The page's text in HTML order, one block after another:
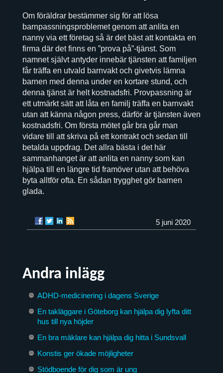
Om föräldrar bestämmer sig för att lösa
barnpassningsproblemet genom att anlita en
nanny via ett företag så är det bäst att kontakta en
firma där det finns en ”prova på”-tjänst. Som
namnet självt antyder innebär tjänsten att familjen
får träffa en utvald barnvakt och givetvis lämna
barnen med denna under en kortare stund, och
denna tjänst är helt kostnadsfri. Provpassning är
ett utmärkt sätt att låta en familj träffa en barnvakt
utan att känna någon press, därför är tjänsten även
kostnadsfri. Om första mötet går bra går man
vidare till att skriva på ett kontrakt och sedan till
betalda uppdrag. Det allra bästa i det här
sammanhanget är att anlita en nanny som kan
hjälpa till en längre tid framöver utan att behöva
byta alltför ofta. En sådan trygghet gör barnen
glada.
5 juni 2020
Andra inlägg
ADHD-medicinering i dagens Sverige
En takläggare i Göteborg kan hjälpa dig lyfta ditt
hus till nya höjder
En bra mäklare kan hjälpa dig hitta i Sundsvall
Konstis ger ökade möjligheter
Stödboende för dig som är ung